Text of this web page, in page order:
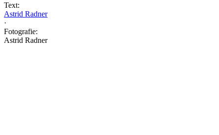
Text:
Astrid Radner
·
Fotografie:
Astrid Radner